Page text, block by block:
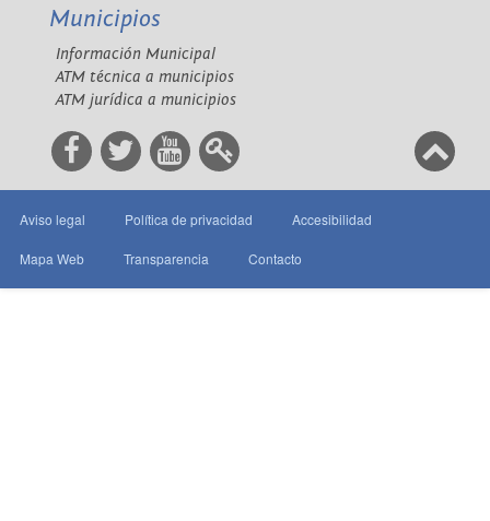
Municipios
Información Municipal
ATM técnica a municipios
ATM jurídica a municipios
Aviso legal Política de privacidad Accesibilidad
Mapa Web Transparencia Contacto